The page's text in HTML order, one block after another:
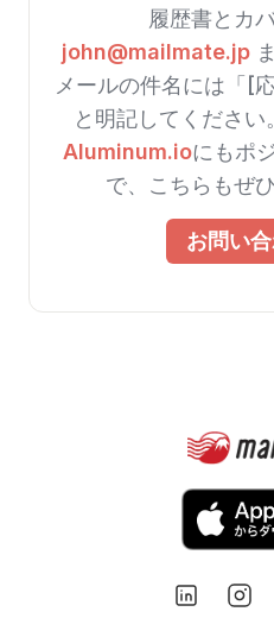
履歴書とカ
john@mailmate.jp
メールの件名には「[
と明記してくださ
Aluminum.ioにもポ
で、こちらもぜ
お問い